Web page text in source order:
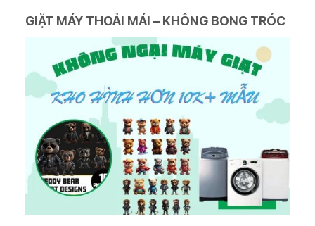
GIẶT MÁY THOẢI MÁI – KHÔNG BONG TRÓC